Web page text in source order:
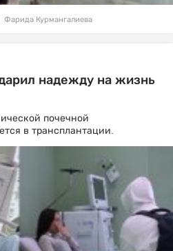
Фарида Курмангалиева
надежду на жизнь
почечной
в трансплантации.